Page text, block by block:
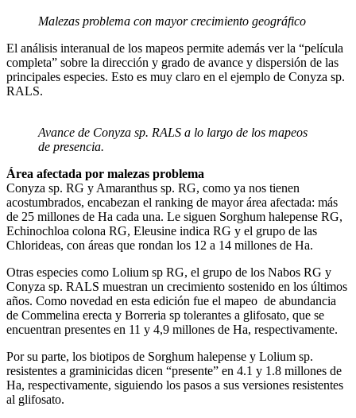
Malezas problema con mayor crecimiento geográfico
El análisis interanual de los mapeos permite además ver la “película
completa” sobre la dirección y grado de avance y dispersión de las
principales especies. Esto es muy claro en el ejemplo de Conyza sp.
RALS.
Avance de Conyza sp. RALS a lo largo de los mapeos
de presencia.
Área afectada por malezas problema
Conyza sp. RG y Amaranthus sp. RG, como ya nos tienen
acostumbrados, encabezan el ranking de mayor área afectada: más
de 25 millones de Ha cada una. Le siguen Sorghum halepense RG,
Echinochloa colona RG, Eleusine indica RG y el grupo de las
Chlorideas, con áreas que rondan los 12 a 14 millones de Ha.
Otras especies como Lolium sp RG, el grupo de los Nabos RG y
Conyza sp. RALS muestran un crecimiento sostenido en los últimos
años. Como novedad en esta edición fue el mapeo de abundancia
de Commelina erecta y Borreria sp tolerantes a glifosato, que se
encuentran presentes en 11 y 4,9 millones de Ha, respectivamente.
Por su parte, los biotipos de Sorghum halepense y Lolium sp.
resistentes a graminicidas dicen “presente” en 4.1 y 1.8 millones de
Ha, respectivamente, siguiendo los pasos a sus versiones resistentes
al glifosato.